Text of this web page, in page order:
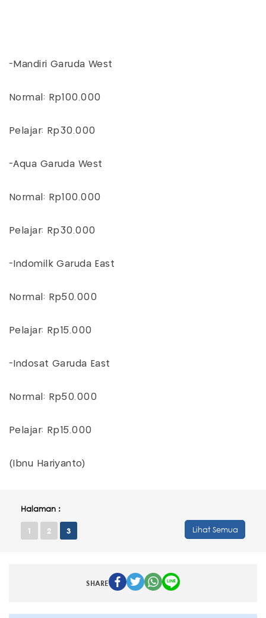
-Mandiri Garuda West
Normal: Rp100.000
Pelajar: Rp30.000
-Aqua Garuda West
Normal: Rp100.000
Pelajar: Rp30.000
-Indomilk Garuda East
Normal: Rp50.000
Pelajar: Rp15.000
-Indosat Garuda East
Normal: Rp50.000
Pelajar: Rp15.000
(Ibnu Hariyanto)
Halaman :
1 2 3 Lihat Semua
SHARE